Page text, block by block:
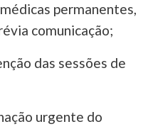
permanentes,
comunicação;
das sessões de
urgente do